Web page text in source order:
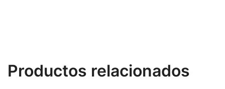
Productos relacionados